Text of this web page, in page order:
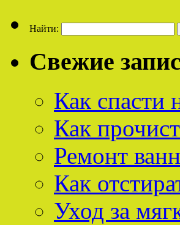
Найти:
Свежие
Как спасти
Как
Ремонт
Как
Уход за